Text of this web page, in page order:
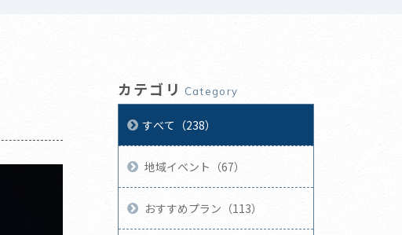
カテゴリ Category
すべて（238）
地域イベント（67）
おすすめプラン（113）